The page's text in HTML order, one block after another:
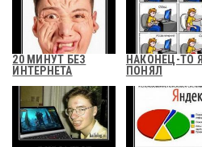
20 МИНУТ БЕЗ
ИНТЕРНЕТА
НАКОНЕЦ-ТО Я
ПОНЯЛ